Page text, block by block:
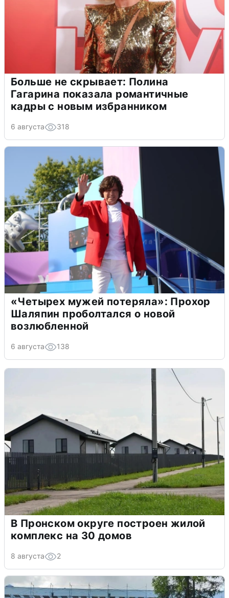
Больше не скрывает: Полина
Гагарина показала романтичные
кадры с новым избранником
6 августа 318
«Четырех мужей потеряла»: Прохор
Шаляпин проболтался о новой
возлюбленной
6 августа 138
В Пронском округе построен жилой
комплекс на 30 домов
8 августа 2